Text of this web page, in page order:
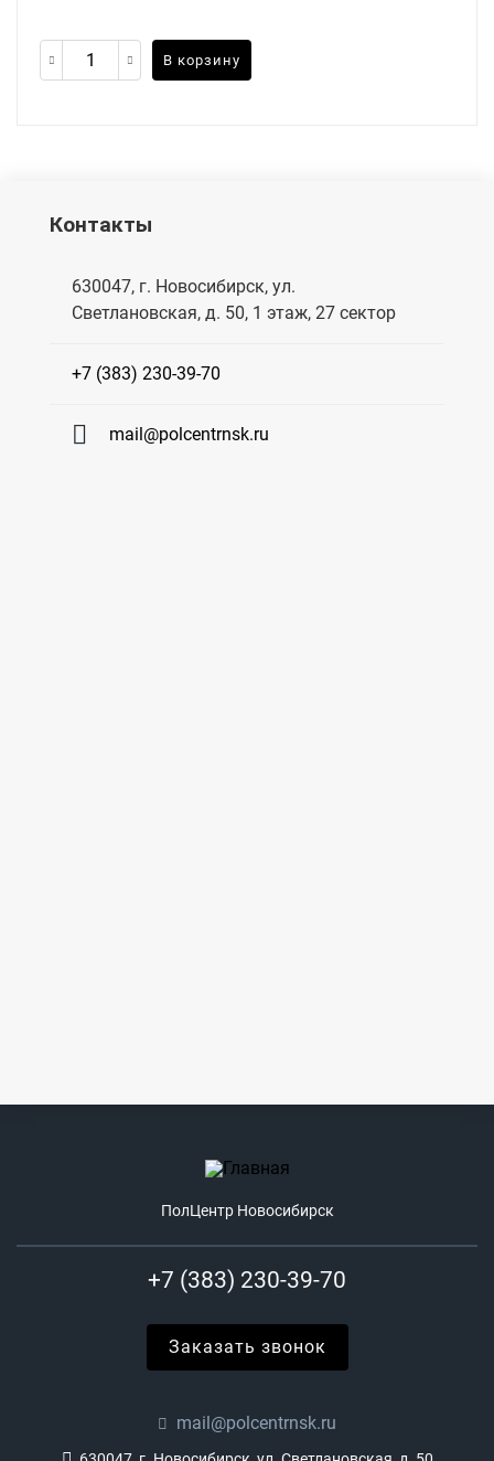
В корзину
Контакты
630047, г. Новосибирск, ул.
Светлановская, д. 50, 1 этаж, 27 сектор
+7 (383) 230-39-70
mail@polcentrnsk.ru
ПолЦентр Новосибирск
+7 (383) 230-39-70
Заказать звонок
mail@polcentrnsk.ru